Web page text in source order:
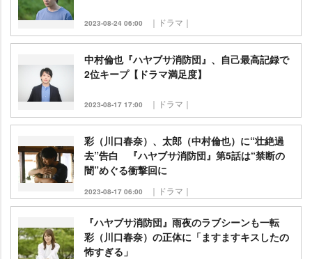
2023-08-24 06:00 ｜ドラマ｜
中村倫也『ハヤブサ消防団』、自己最高記録で
2位キープ【ドラマ満足度】
2023-08-17 17:00 ｜ドラマ｜
彩（川口春奈）、太郎（中村倫也）に“壮絶過
去”告白 『ハヤブサ消防団』第5話は“禁断の
闇”めぐる衝撃回に
2023-08-17 06:00 ｜ドラマ｜
『ハヤブサ消防団』雨夜のラブシーンも一転
彩（川口春奈）の正体に「ますますキスしたの
怖すぎる」